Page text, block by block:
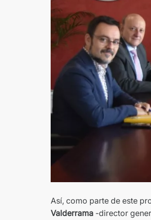
Así, como parte de este
Valderrama -director